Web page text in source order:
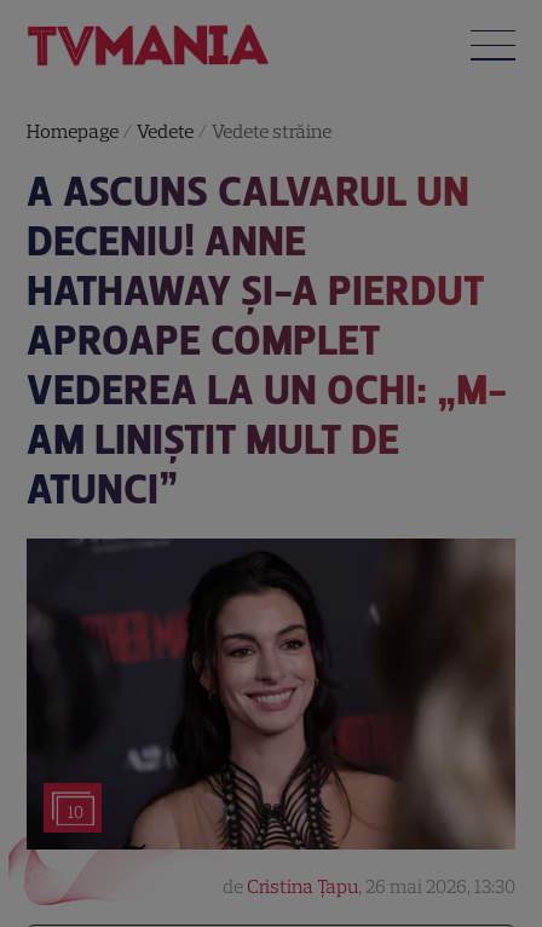
Homepage /Vedete /Vedete străine
A ASCUNS CALVARUL UN
DECENIU! ANNE
HATHAWAY ȘI-A PIERDUT
APROAPE COMPLET
VEDEREA LA UN OCHI: „M-
AM LINIȘTIT MULT DE
ATUNCI”
10
de Cristina Țapu, 26 mai 2026, 13:30